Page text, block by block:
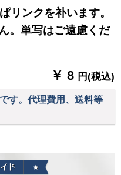
リンクを补います。
。単写はご遠慮くだ
￥ 8 円(税込)
す。代理費用、送料等